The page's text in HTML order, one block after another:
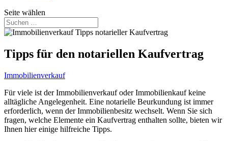
Seite wählen
Tipps für den notariellen Kaufvertrag
Immobilienverkauf
Für viele ist der Immobilienverkauf oder Immobilienkauf keine
alltägliche Angelegenheit. Eine notarielle Beurkundung ist immer
erforderlich, wenn der Immobilienbesitz wechselt. Wenn Sie sich
fragen, welche Elemente ein Kaufvertrag enthalten sollte, bieten wir
Ihnen hier einige hilfreiche Tipps.